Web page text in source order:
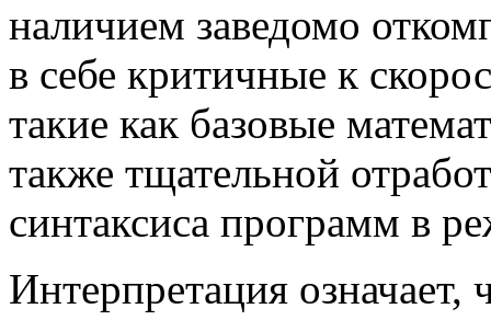
наличием заведомо
в себе критичные к
такие как базовые
также тщательной
синтаксиса программ в
Интерпретация